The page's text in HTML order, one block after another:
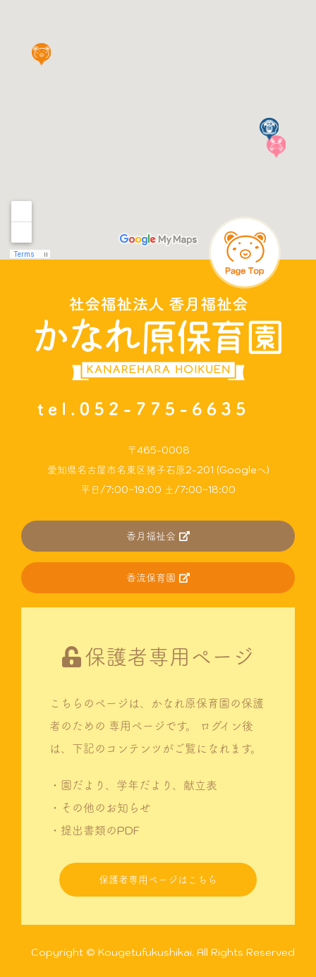
〒465-0008
愛知県名古屋市名東区猪子石原2-201 (Googleへ)
平日/7:00~19:00 土/7:00~18:00
香月福祉会
香流保育園
保護者専用ページ
こちらのページは、かなれ原保育園の保護
者のための 専用ページです。
ログイン後
は、下記のコンテンツがご覧になれます。
・園だより、学年だより、献立表
・その他のお知らせ
・提出書類のPDF
保護者専用ページはこちら
Copyright © Kougetufukushikai. All Rights Reserved